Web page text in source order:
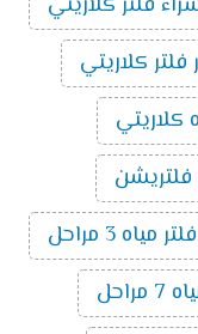
كلاريتي
كلاريتي
مياه 3 مراحل